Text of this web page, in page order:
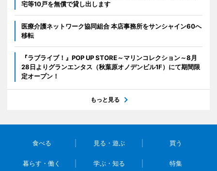
宅等10戸を無償で貸し出します
医療介護ネットワーク協同組合 本店事務所をサンシャイン60へ
移転
『ラブライブ！』POP UP STORE～マリンコレクション～8月
28日よりグランエンタス（秋葉原オノデンビル1F）にて期間限
定オープン！
もっと見る
食べる 見る・遊ぶ 買う
暮らす・働く 学ぶ・知る 特集